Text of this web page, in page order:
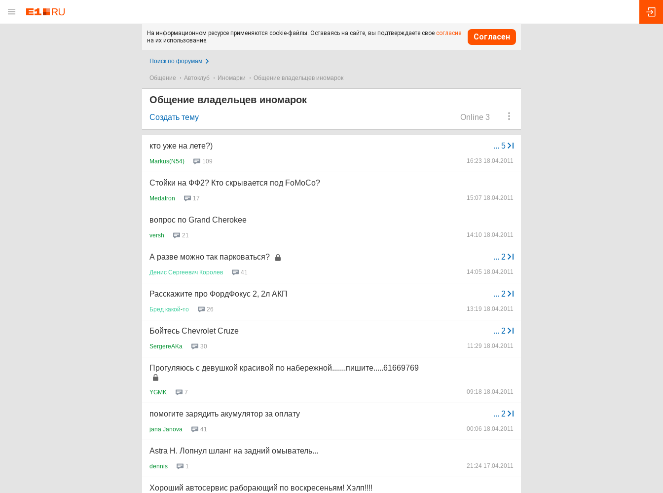
На информационном ресурсе применяются cookie-файлы. Оставаясь на сайте, вы подтверждаете свое согласие
на их использование.
Согласен
Поиск по форумам
Общение Автоклуб Иномарки Общение владельцев иномарок
Общение владельцев иномарок
Online 3
Создать тему
... 5
кто уже на лете?)
Markus(N54) 109 16:23 18.04.2011
Стойки на ФФ2? Кто скрывается под FoMoCo?
Medatron 17 15:07 18.04.2011
вопрос по Grand Cherokee
versh 21 14:10 18.04.2011
... 2
А разве можно так парковаться?
Денис Сергеевич Королев 41 14:05 18.04.2011
... 2
Расскажите про ФордФокус 2, 2л АКП
Бред какой-то 26 13:19 18.04.2011
... 2
Бойтесь Chevrolet Cruze
SergereAKa 30 11:29 18.04.2011
Прогуляюсь с девушкой красивой по набережной.......пишите.....61669769
YGMK 7 09:18 18.04.2011
... 2
помогите зарядить акумулятор за оплату
jana Janova 41 00:06 18.04.2011
Astra H. Лопнул шланг на задний омыватель...
dennis 1 21:24 17.04.2011
Хороший автосервис раборающий по воскресеньям! Хэлп!!!!